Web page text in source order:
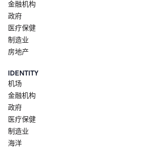
金融机构
政府
医疗保健
制造业
房地产
IDENTITY
机场
金融机构
政府
医疗保健
制造业
海洋